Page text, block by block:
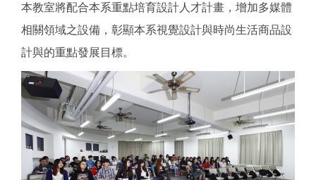
本教室將配合本系重點培育設計人才計畫，增加多媒體
相關領域之設備，彰顯本系視覺設計與時尚生活商品設
計與的重點發展目標。